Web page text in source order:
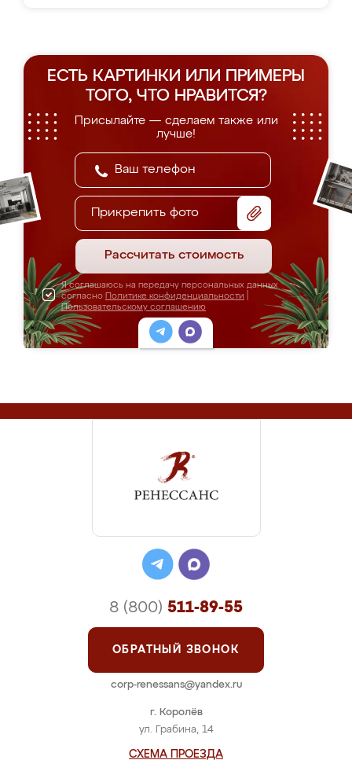
ЕСТЬ КАРТИНКИ ИЛИ ПРИМЕРЫ
ТОГО, ЧТО НРАВИТСЯ?
Присылайте — сделаем также или
лучше!
Прикрепить фото
Рассчитать стоимость
Я соглашаюсь на передачу персональных данных
согласно Политике конфиденциальности
Пользовательскому соглашению
г. Королёв
ул. Грабина, 14
СХЕМА ПРОЕЗДА
8 (800) 511-89-55
ОБРАТНЫЙ ЗВОНОК
corp-renessans@yandex.ru